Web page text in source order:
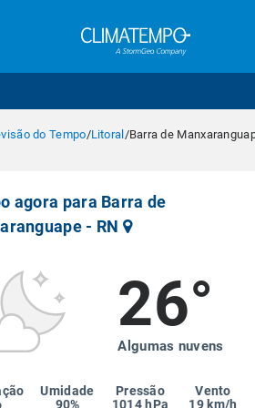
do Tempo/Litoral /Barra de
agora para Barra de
- RN
26°
Algumas nuvens
Umidade
90%
Pressão
1014 hPa
Vento
19 km/h
Equipe